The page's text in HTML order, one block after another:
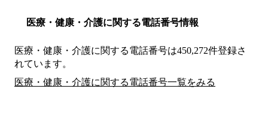
医療・健康・介護に関する電話番号情報
医療・健康・介護に関する電話番号は450,272件登録さ
れています。
医療・健康・介護に関する電話番号一覧をみる